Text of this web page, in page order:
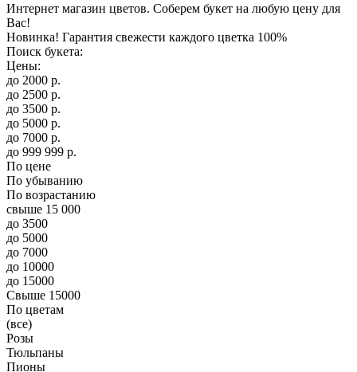
Интернет магазин цветов. Соберем букет на любую цену для
Вас!
Новинка! Гарантия свежести каждого цветка 100%
Поиск букета:
Цены:
до 2000 р.
до 2500 р.
до 3500 р.
до 5000 р.
до 7000 р.
до 999 999 р.
По цене
По убыванию
По возрастанию
свыше 15 000
до 3500
до 5000
до 7000
до 10000
до 15000
Свыше 15000
По цветам
(все)
Розы
Тюльпаны
Пионы